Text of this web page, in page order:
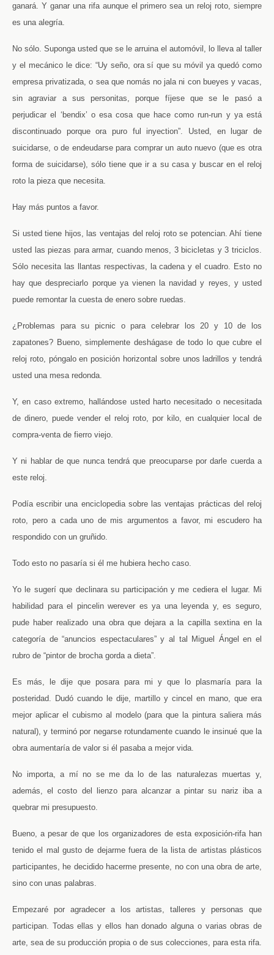
ganará. Y ganar una rifa aunque el primero sea un reloj roto, siempre
es una alegría.
No sólo. Suponga usted que se le arruina el automóvil, lo lleva al taller
y el mecánico le dice: “Uy seño, ora sí que su móvil ya quedó como
empresa privatizada, o sea que nomás no jala ni con bueyes y vacas,
sin agraviar a sus personitas, porque fíjese que se le pasó a
perjudicar el ‘bendix’ o esa cosa que hace como run-run y ya está
discontinuado porque ora puro ful inyection”. Usted, en lugar de
suicidarse, o de endeudarse para comprar un auto nuevo (que es otra
forma de suicidarse), sólo tiene que ir a su casa y buscar en el reloj
roto la pieza que necesita.
Hay más puntos a favor.
Si usted tiene hijos, las ventajas del reloj roto se potencian. Ahí tiene
usted las piezas para armar, cuando menos, 3 bicicletas y 3 triciclos.
Sólo necesita las llantas respectivas, la cadena y el cuadro. Esto no
hay que despreciarlo porque ya vienen la navidad y reyes, y usted
puede remontar la cuesta de enero sobre ruedas.
¿Problemas para su picnic o para celebrar los 20 y 10 de los
zapatones? Bueno, simplemente deshágase de todo lo que cubre el
reloj roto, póngalo en posición horizontal sobre unos ladrillos y tendrá
usted una mesa redonda.
Y, en caso extremo, hallándose usted harto necesitado o necesitada
de dinero, puede vender el reloj roto, por kilo, en cualquier local de
compra-venta de fierro viejo.
Y ni hablar de que nunca tendrá que preocuparse por darle cuerda a
este reloj.
Podía escribir una enciclopedia sobre las ventajas prácticas del reloj
roto, pero a cada uno de mis argumentos a favor, mi escudero ha
respondido con un gruñido.
Todo esto no pasaría si él me hubiera hecho caso.
Yo le sugerí que declinara su participación y me cediera el lugar. Mi
habilidad para el pincelin werever es ya una leyenda y, es seguro,
pude haber realizado una obra que dejara a la capilla sextina en la
categoría de “anuncios espectaculares” y al tal Miguel Ángel en el
rubro de “pintor de brocha gorda a dieta”.
Es más, le dije que posara para mi y que lo plasmaría para la
posteridad. Dudó cuando le dije, martillo y cincel en mano, que era
mejor aplicar el cubismo al modelo (para que la pintura saliera más
natural), y terminó por negarse rotundamente cuando le insinué que la
obra aumentaría de valor si él pasaba a mejor vida.
No importa, a mí no se me da lo de las naturalezas muertas y,
además, el costo del lienzo para alcanzar a pintar su nariz iba a
quebrar mi presupuesto.
Bueno, a pesar de que los organizadores de esta exposición-rifa han
tenido el mal gusto de dejarme fuera de la lista de artistas plásticos
participantes, he decidido hacerme presente, no con una obra de arte,
sino con unas palabras.
Empezaré por agradecer a los artistas, talleres y personas que
participan. Todas ellas y ellos han donado alguna o varias obras de
arte, sea de su producción propia o de sus colecciones, para esta rifa.